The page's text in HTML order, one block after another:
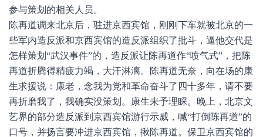
参与策划的相关人员。
陈再道调来北京后，驻进京西宾馆，刚刚下车就被北京的一
些军内造反派和京西宾馆的造反派组织了批斗，逼他交代是
怎样策划“武汉事件”的，造反派让陈再道作“喷气式”，把陈
再道折腾得精疲力竭，大汗淋漓。陈再道无奈，向在场的康
生求援说：康老，念我为党和革命奋斗了四十多年，请不要
再折磨我了，我确实没策划。康生未予理睬。晚上，北京文
艺界的部分造反派到京西宾馆游行示威，喊“打倒陈再道”的
口号，并扬言要冲进京西宾馆，揪陈再道。保卫京西宾馆的